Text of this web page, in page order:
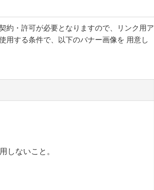
約・許可が必要となりますので、リンク用ア
用する条件で、以下のバナー画像を 用意し
しないこと。